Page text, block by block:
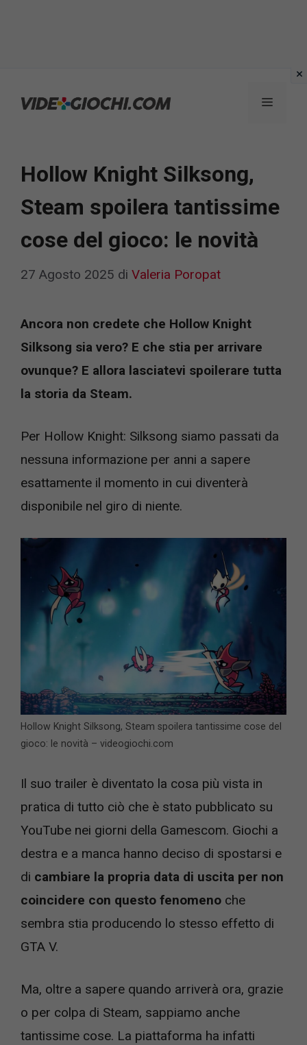
Menu
Hollow Knight Silksong,
Steam spoilera tantissime
cose del gioco: le novità
27 Agosto 2025 di Valeria Poropat
Ancora non credete che Hollow Knight
Silksong sia vero? E che stia per arrivare
ovunque? E allora lasciatevi spoilerare tutta
la storia da Steam.
Per Hollow Knight: Silksong siamo passati da
nessuna informazione per anni a sapere
esattamente il momento in cui diventerà
disponibile nel giro di niente.
Hollow Knight Silksong, Steam spoilera tantissime cose del
gioco: le novità – videogiochi.com
Il suo trailer è diventato la cosa più vista in
pratica di tutto ciò che è stato pubblicato su
YouTube nei giorni della Gamescom. Giochi a
destra e a manca hanno deciso di spostarsi e
di cambiare la propria data di uscita per non
coincidere con questo fenomeno che
sembra stia producendo lo stesso effetto di
GTA V.
Ma, oltre a sapere quando arriverà ora, grazie
o per colpa di Steam, sappiamo anche
tantissime cose. La piattaforma ha infatti